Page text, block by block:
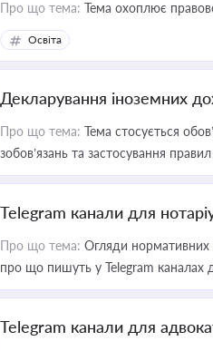
Про що тема: Тема охоплює правове
Освіта
Декларування іноземних
Про що тема: Тема стосується
зобов’язань та застосування
Telegram канали для
Про що тема: Огляди нормативних
про що пишуть у Telegram каналах
Telegram канали для